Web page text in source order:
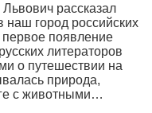
рассказал
наш город российских
первое появление
литераторов
о путешествии на
природа,
с животными…